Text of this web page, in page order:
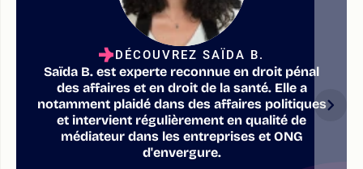
DÉCOUVREZ SAÏDA B.
Saïda B. est experte reconnue en droit pénal
des affaires et en droit de la santé. Elle a
notamment plaidé dans des affaires politiques
et intervient régulièrement en qualité de
médiateur dans les entreprises et ONG
d'envergure.